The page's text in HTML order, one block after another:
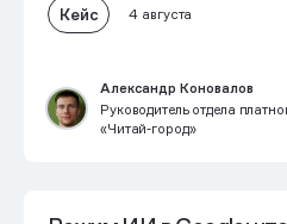
Кейс 4 августа
Александр Коновалов
Руководитель отдела
«Читай‑город»